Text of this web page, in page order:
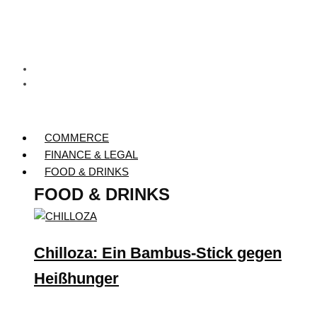
COMMERCE
FINANCE & LEGAL
FOOD & DRINKS
FOOD & DRINKS
Chilloza: Ein Bambus-Stick gegen
Heißhunger